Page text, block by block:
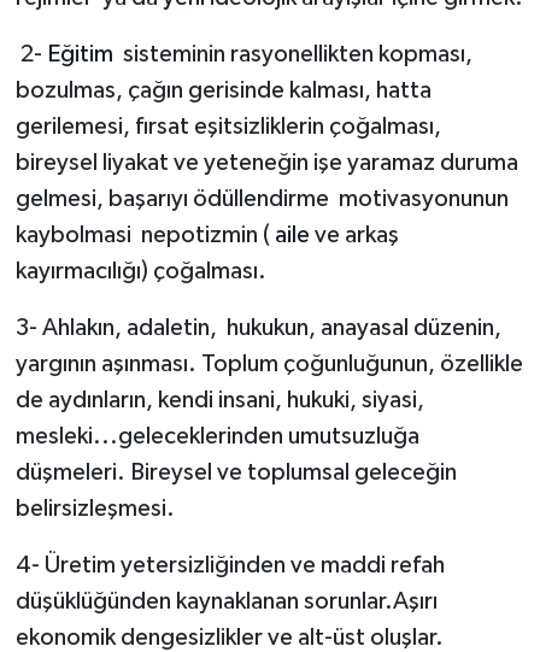
2- Eğitim sisteminin rasyonellikten kopması,
bozulmas, çağın gerisinde kalması, hatta
gerilemesi, fırsat eşitsizliklerin çoğalması,
bireysel liyakat ve yeteneğin işe yaramaz duruma
gelmesi, başarıyı ödüllendirme motivasyonunun
kaybolmasi nepotizmin ( aile ve arkaş
kayırmacılığı) çoğalması.
3- Ahlakın, adaletin, hukukun, anayasal düzenin,
yargının aşınması. Toplum çoğunluğunun, özellikle
de aydınların, kendi insani, hukuki, siyasi,
mesleki...geleceklerinden umutsuzluğa
düşmeleri. Bireysel ve toplumsal geleceğin
belirsizleşmesi.
4- Üretim yetersizliğinden ve maddi refah
düşüklüğünden kaynaklanan sorunlar.Aşırı
ekonomik dengesizlikler ve alt-üst oluşlar.